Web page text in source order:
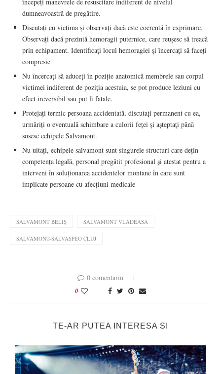
dumneavoastră de pregătire.
Discutați cu victima și observați dacă este coerentă în exprimare.
Observați dacă prezintă hemoragii puternice, care reușesc să treacă
prin echipament. Identificați locul hemoragiei și încercați să faceți
compresie
Nu încercați să aduceți în poziție anatomică membrele sau corpul
victimei indiferent de poziția acestuia, se pot produce leziuni cu
efect ireversibil sau pot fi fatale.
Protejați termic persoana accidentată, discutați permanent cu ea,
urmăriți o eventuală schimbare a culorii feței și așteptați până
sosesc echipele Salvamont.
Nu uitați, echipele salvamont sunt singurele structuri care dețin
competența legală, personal pregătit profesional și atestat pentru a
interveni în soluționarea accidentelor montane în care sunt
implicate persoane cu afecțiuni medicale
SALVAMONT BELIȘ SALVAMONT VLADEASA
SALVAMONT-SALVASPEO CLUJ
0 comentariu
0
TE-AR PUTEA INTERESA SI